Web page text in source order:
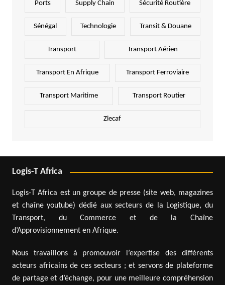
Ports Supply Chain Sécurité Routière
Sénégal Technologie Transit & Douane
Transport Transport Aérien
Transport En Afrique Transport Ferroviaire
Transport Maritime Transport Routier
Zlecaf
Logis-T Africa
Logis-T Africa est un groupe de presse (site web, magazines
et chaîne youtube) dédié aux secteurs de la Logistique, du
Transport, du Commerce et de la Chaîne
d’Approvisionnement en Afrique.
Nous travaillons à promouvoir l’expertise des différents
acteurs africains de ces secteurs ; et servons de plateforme
de partage et d’échange, pour une meilleure compréhension